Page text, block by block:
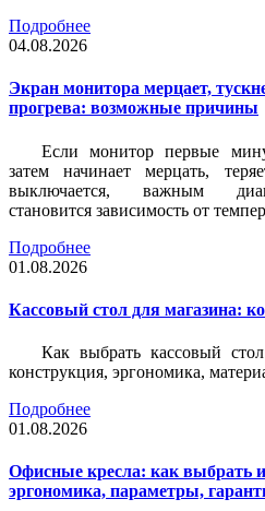
Подробнее
04.08.2026
Экран монитора мерцает,
прогрева: возможные причины
Если монитор первые
затем начинает мерцать,
выключается, важным
становится зависимость от
Подробнее
01.08.2026
Кассовый стол для магазина:
Как выбрать кассовый
конструкция, эргономика,
Подробнее
01.08.2026
Офисные кресла: как выбрать
эргономика, параметры,